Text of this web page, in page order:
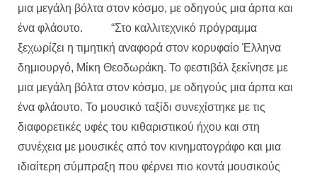
μια μεγάλη βόλτα στον κόσμο, με οδηγούς μια άρπα και
ένα φλάουτο. “Στο καλλιτεχνικό πρόγραμμα
ξεχωρίζει η τιμητική αναφορά στον κορυφαίο Έλληνα
δημιουργό, Μίκη Θεοδωράκη. Το φεστιβάλ ξεκίνησε με
μια μεγάλη βόλτα στον κόσμο, με οδηγούς μια άρπα και
ένα φλάουτο. Το μουσικό ταξίδι συνεχίστηκε με τις
διαφορετικές υφές του κιθαριστικού ήχου και στη
συνέχεια με μουσικές από τον κινηματογράφο και μια
ιδιαίτερη σύμπραξη που φέρνει πιο κοντά μουσικούς